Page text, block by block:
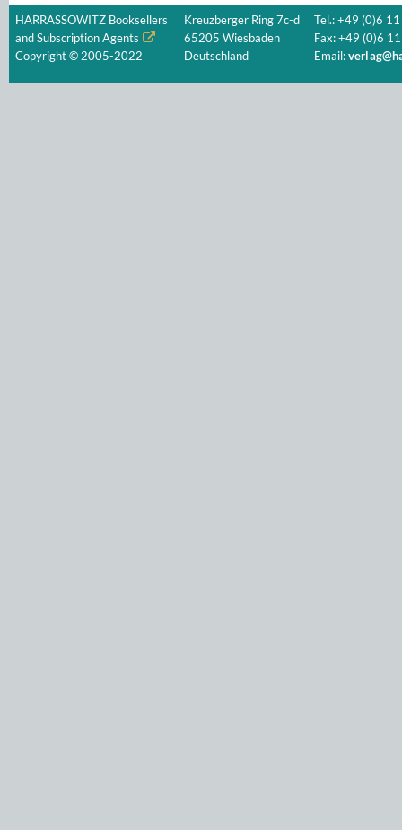
HARRASSOWITZ Booksellers
and Subscription Agents
Copyright © 2005-2022
Kreuzberger Ring 7c-d
65205 Wiesbaden
Deutschland
Tel.: +49 (0)6
Fax: +49 (0)6
Email: